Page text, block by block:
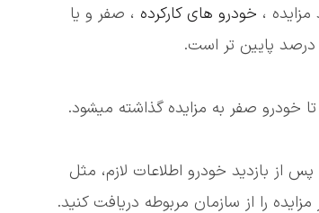
، خودرو های کارکرده ، صفر و یا
خودرو صفر به مزایده گذاشته میشود.
از بازدید خودرو اطلاعات لازم، مثل